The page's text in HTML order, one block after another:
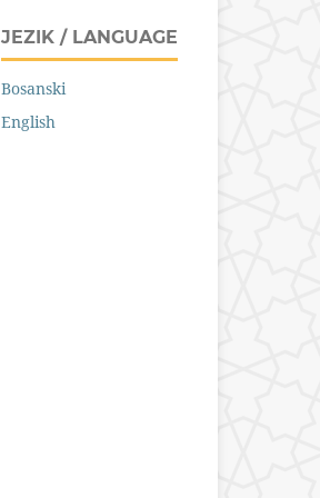
JEZIK / LANGUAGE
Bosanski
English